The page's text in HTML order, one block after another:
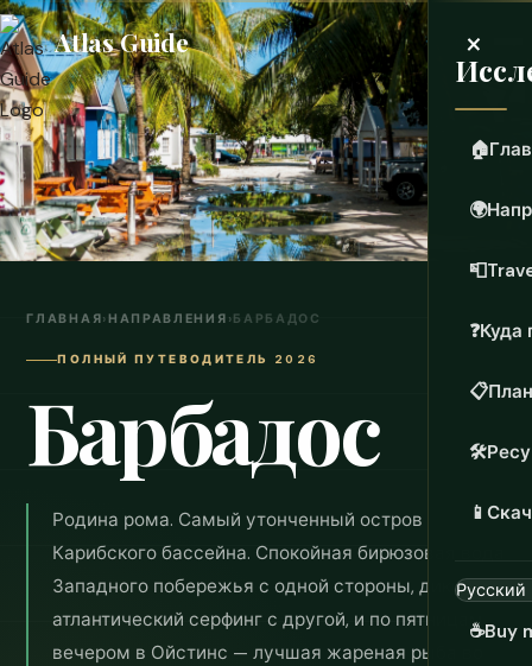
Atlas Guide ×
🏠
🌍
📮
❓Куда
📋
🛠️
📱
☕Buy
ГЛАВНАЯ›НАПРАВЛЕНИЯ ›БАРБАДОС
ПОЛНЫЙ ПУТЕВОДИТЕЛЬ 2026
Барбадос
Родина рома. Самый утонченный остров
Карибского бассейна. Спокойная бирюзовая вода
Западного побережья с одной стороны, дикий
атлантический серфинг с другой, и по пятницам
вечером в Ойстинс — лучшая жареная рыба во